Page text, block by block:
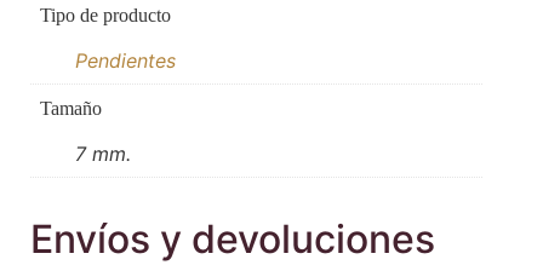
Tipo de producto
Pendientes
Tamaño
7 mm.
Envíos y devoluciones